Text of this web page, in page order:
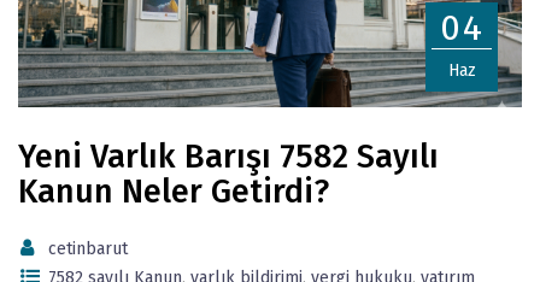
04
Haz
Yeni Varlık Barışı 7582 Sayılı
Kanun Neler Getirdi?
cetinbarut
7582 sayılı Kanun, varlık bildirimi, vergi hukuku, yatırım